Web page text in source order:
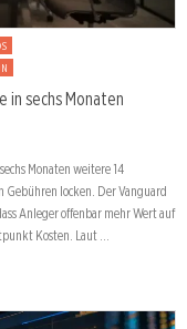
in sechs Monaten
Monaten weitere 14
locken. Der Vanguard
Anleger offenbar mehr Wert auf
Kosten. Laut …